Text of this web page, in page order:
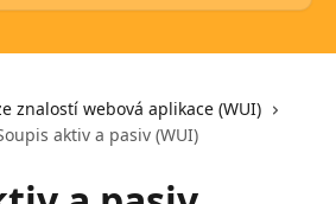
znalostí webová aplikace (WUI)
aktiv a pasiv (WUI)